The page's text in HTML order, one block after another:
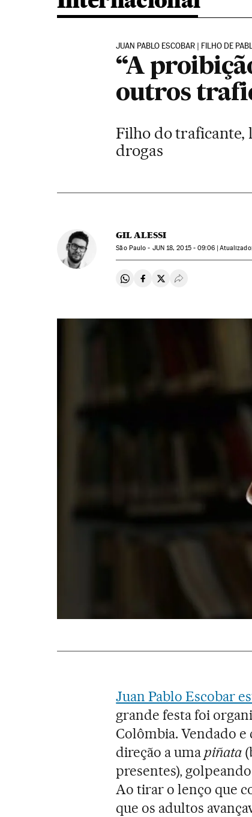
JUAN PABLO ESCOBAR | FILHO DE
“A
outros
Filho do traficante,
drogas
GIL ALESSI
São Paulo - JUN18, 2015 - 09:06 atualizado:
Compartir en Whatsapp
Compartir en Facebook
Compartir en Twitter
Desplegar Redes
Juan Pablo Escobar
grande festa foi
Colômbia. Vendado e
direção a uma piñata
presentes),
Ao tirar o lenço que
que os adultos